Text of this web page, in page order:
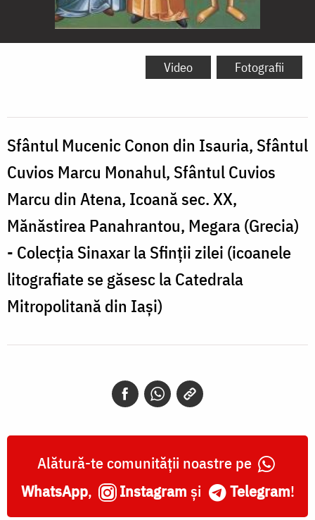
Sfântul
din
Isauria,
Sfântul
Cuvios
Monahul,
Sfântul
Cuvios
Marcu
XX
Video Fotografii
Sfântul Mucenic Conon din Isauria, Sfântul
Cuvios Marcu Monahul, Sfântul Cuvios
Marcu din Atena, Icoană sec. XX,
Mănăstirea Panahrantou, Megara (Grecia)
- Colecția Sinaxar la Sfinții zilei (icoanele
litografiate se găsesc la Catedrala
Mitropolitană din Iași)
Alătură-te comunității noastre pe
WhatsApp, Instagram și Telegram!